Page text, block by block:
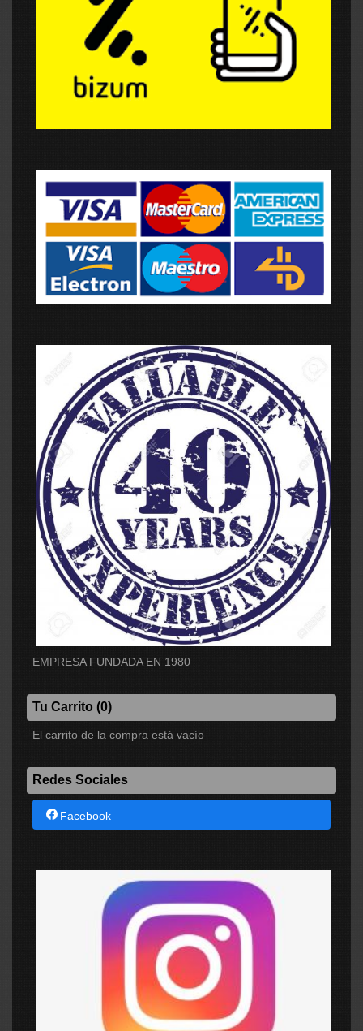
EMPRESA FUNDADA EN 1980
Tu Carrito (0)
El carrito de la compra está vacío
Redes Sociales
Facebook